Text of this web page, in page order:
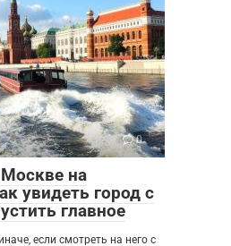
0
на
увидеть город с
главное
если смотреть на него с